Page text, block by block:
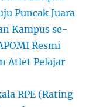
Puncak Juara
Kampus se-
Resmi
Atlet Pelajar
RPE (Rating